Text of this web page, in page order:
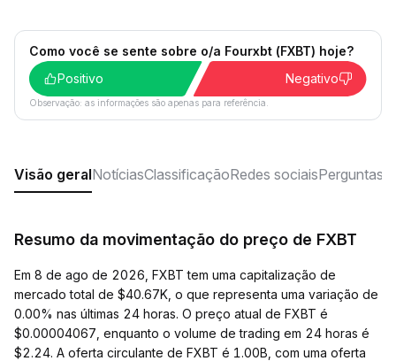
Como você se sente sobre o/a Fourxbt (FXBT) hoje?
Positivo
Negativo
Observação: as informações são apenas para referência.
Visão geralNotíciasClassificaçãoRedes sociaisPerguntas
Resumo da movimentação do preço de FXBT
Em 8 de ago de 2026, FXBT tem uma capitalização de
mercado total de $40.67K, o que representa uma variação de
0.00% nas últimas 24 horas. O preço atual de FXBT é
$0.00004067, enquanto o volume de trading em 24 horas é
$2.24. A oferta circulante de FXBT é 1.00B, com uma oferta